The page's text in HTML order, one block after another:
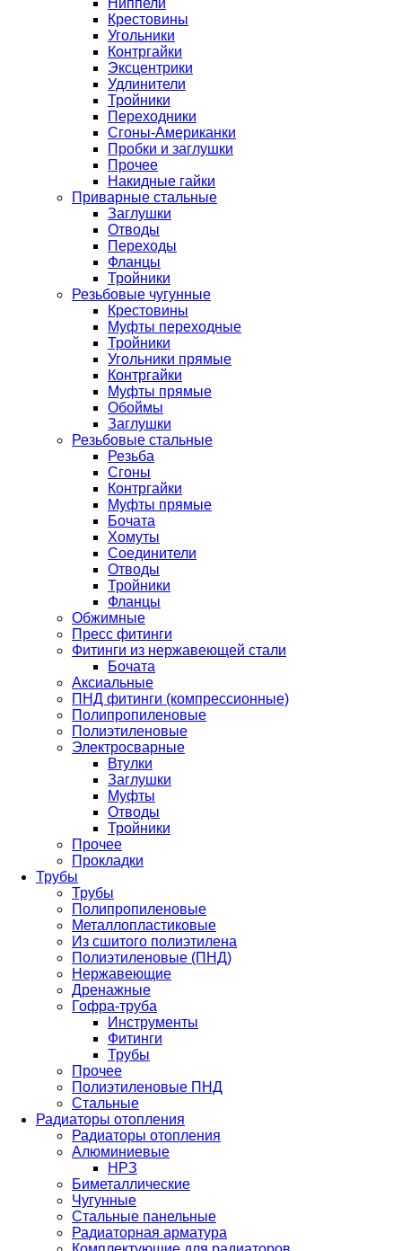
Ниппели
Крестовины
Угольники
Контргайки
Эксцентрики
Удлинители
Тройники
Переходники
Сгоны-Американки
Пробки и заглушки
Прочее
Накидные гайки
Приварные стальные
Заглушки
Отводы
Переходы
Фланцы
Тройники
Резьбовые чугунные
Крестовины
Муфты переходные
Тройники
Угольники прямые
Контргайки
Муфты прямые
Обоймы
Заглушки
Резьбовые стальные
Резьба
Сгоны
Контргайки
Муфты прямые
Бочата
Хомуты
Соединители
Отводы
Тройники
Фланцы
Обжимные
Пресс фитинги
Фитинги из нержавеющей стали
Бочата
Аксиальные
ПНД фитинги (компрессионные)
Полипропиленовые
Полиэтиленовые
Электросварные
Втулки
Заглушки
Муфты
Отводы
Тройники
Прочее
Прокладки
Трубы
Трубы
Полипропиленовые
Металлопластиковые
Из сшитого полиэтилена
Полиэтиленовые (ПНД)
Нержавеющие
Дренажные
Гофра-труба
Инструменты
Фитинги
Трубы
Прочее
Полиэтиленовые ПНД
Стальные
Радиаторы отопления
Радиаторы отопления
Алюминиевые
НРЗ
Биметаллические
Чугунные
Стальные панельные
Радиаторная арматура